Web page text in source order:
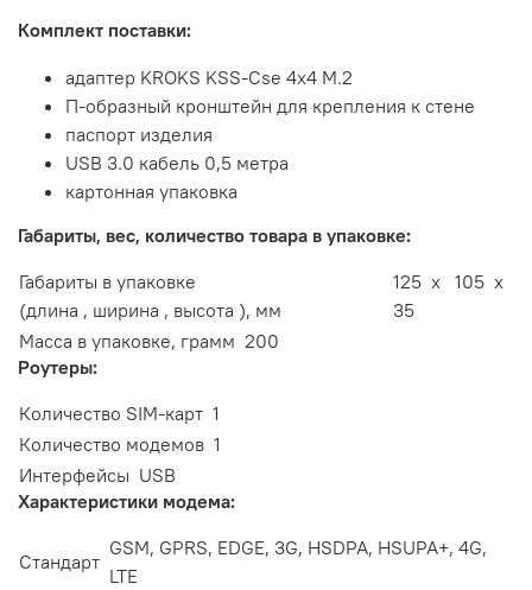
Комплект поставки:
адаптер KROKS KSS-Cse 4x4 M.2
П-образный кронштейн для крепления к стене
паспорт изделия
USB 3.0 кабель 0,5 метра
картонная упаковка
Габариты, вес, количество товара в упаковке:
Габариты в упаковке
(длина , ширина , высота ), мм
125 x 105 x
35
Масса в упаковке, грамм 200
Роутеры:
Количество SIM-карт 1
Количество модемов 1
Интерфейсы USB
Характеристики модема:
Стандарт
GSM, GPRS, EDGE, 3G, HSDPA, HSUPA+, 4G,
LTE